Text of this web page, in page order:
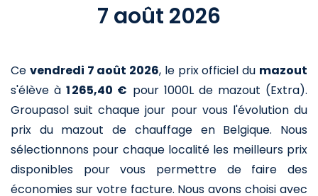
7 août 2026
Ce vendredi 7 août 2026, le prix officiel du mazout
s'élève à1 265,40 € pour 1000L de mazout (Extra).
Groupasol suit chaque jour pour vous l'évolution du
prix du mazout de chauffage en Belgique. Nous
sélectionnons pour chaque localité les meilleurs prix
disponibles pour vous permettre de faire des
économies sur votre facture. Nous avons choisi avec